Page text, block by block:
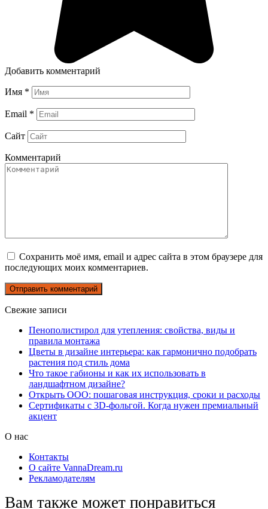
Добавить комментарий
Имя *
Email *
Сайт
Комментарий
Сохранить моё имя, email и адрес сайта в этом браузере для
последующих моих комментариев.
Свежие записи
Пенополистирол для утепления: свойства, виды и
правила монтажа
Цветы в дизайне интерьера: как гармонично подобрать
растения под стиль дома
Что такое габионы и как их использовать в
ландшафтном дизайне?
Открыть ООО: пошаговая инструкция, сроки и расходы
Сертификаты с 3D-фольгой. Когда нужен премиальный
акцент
О нас
Контакты
О сайте VannaDream.ru
Рекламодателям
Вам также может понравиться